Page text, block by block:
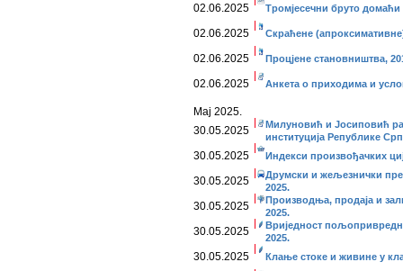
02.06.2025 Тромјесечни бруто домаћи
02.06.2025 Скраћене
02.06.2025 Процјене становништва,
02.06.2025 Анкетa о приходима и
Мај 2025.
30.05.2025
Милуновић и Јосиповић
институција Републике
30.05.2025 Индекси произвођачких
30.05.2025
Друмски и жељезнички
2025.
30.05.2025
Производња, продаја и
2025.
30.05.2025
Вриједност
2025.
30.05.2025 Клање стоке и живине у